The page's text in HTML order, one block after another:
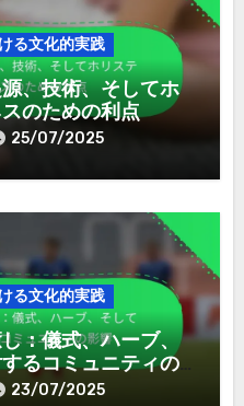
る文化的実践
、技術、そしてホ
のための利点
25/07/2025
る文化的実践
：儀式、ハーブ、
るコミュニティの
23/07/2025